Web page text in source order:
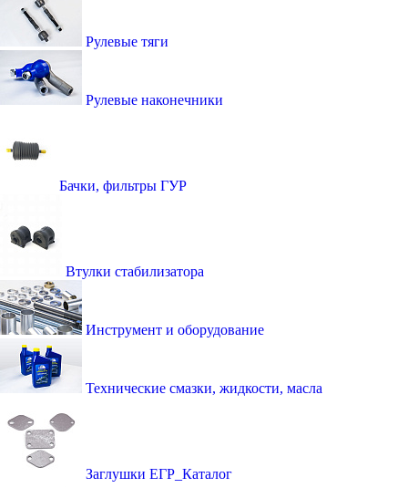
Рулевые тяги
Рулевые наконечники
Бачки, фильтры ГУР
Втулки стабилизатора
Инструмент и оборудование
Технические смазки, жидкости, масла
Заглушки ЕГР_Каталог